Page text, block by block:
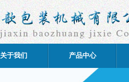
关于我们 产品中心